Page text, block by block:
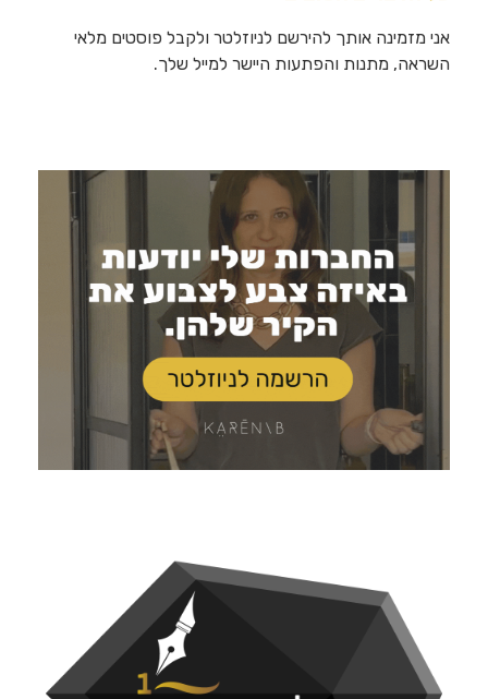
אני מזמינה אותך להירשם לניוזלטר ולקבל פוסטים מלאי
השראה, מתנות והפתעות היישר למייל שלך.